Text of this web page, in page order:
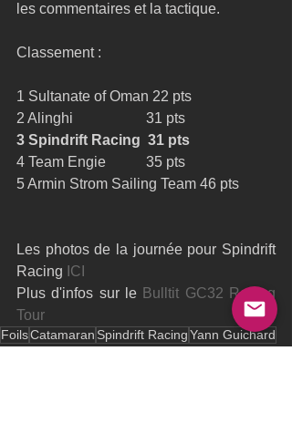
les commentaires et la tactique.
Classement :
1 Sultanate of Oman 22 pts
2 Alinghi                    31 pts
3 Spindrift Racing  31 pts
4 Team Engie           35 pts
5 Armin Strom Sailing Team 46 pts
Les photos de la journée pour Spindrift
Racing ICI
Plus d'infos sur le Bulltit GC32 Racing
Tour
FoilsCatamaran Spindrift RacingYann Guichard